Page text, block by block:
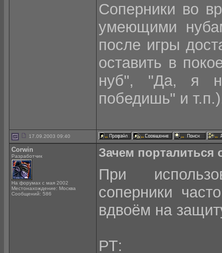
Соперники во
умеющими
после игры
оставить в
нуб", "Да, я
победишь" и
17.09.2003 09:40
Corwin
Разработчик
На форумах с мая 2002
Местонахождение: Москва
Сообщений: 586
Зачем порталиться
При
соперники
вдвоём на
РТ: